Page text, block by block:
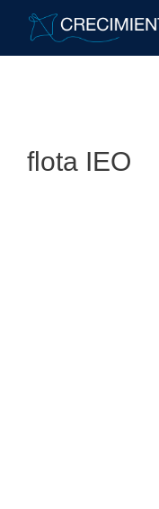
flota IEO